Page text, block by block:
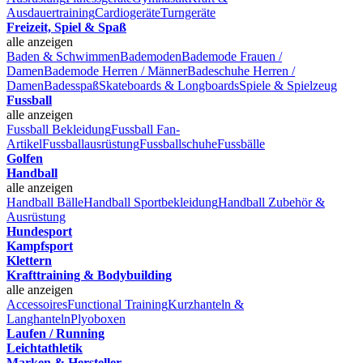
AusdauertrainingCardiogeräteTurngeräte
Freizeit, Spiel & Spaß
alle anzeigen
Baden & SchwimmenBademodenBademode Frauen /
DamenBademode Herren / MännerBadeschuhe Herren /
DamenBadesspaßSkateboards & LongboardsSpiele & Spielzeug
Fussball
alle anzeigen
Fussball BekleidungFussball Fan-
ArtikelFussballausrüstungFussballschuheFussbälle
Golfen
Handball
alle anzeigen
Handball BälleHandball SportbekleidungHandball Zubehör &
Ausrüstung
Hundesport
Kampfsport
Klettern
Krafttraining & Bodybuilding
alle anzeigen
AccessoiresFunctional TrainingKurzhanteln &
LanghantelnPlyoboxen
Laufen / Running
Leichtathletik